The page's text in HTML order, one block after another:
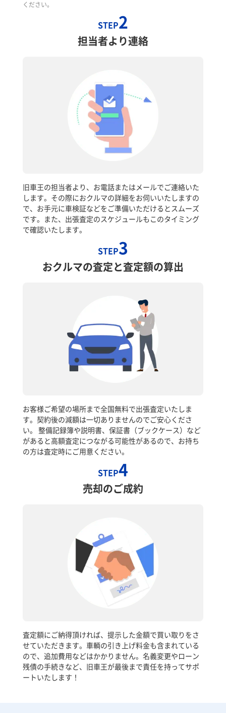
ください。
STEP2
担当者より連絡
旧車王の担当者より、お電話またはメールでご連絡いた
します。その際におクルマの詳細をお伺いいたしますの
で、お手元に車検証などをご準備いただけるとスムーズ
です。また、出張査定のスケジュールもこのタイミング
で確認いたします。
STEP3
おクルマの査定と査定額の算出
お客様ご希望の場所まで全国無料で出張査定いたしま
す。契約後の減額は一切ありませんのでご安心くださ
い。 整備記録簿や説明書、保証書（ブックケース）など
があると高額査定につながる可能性があるので、お持ち
の方は査定時にご用意ください。
STEP4
売却のご成約
査定額にご納得頂ければ、提示した金額で買い取りをさ
せていただきます。車輌の引き上げ料金も含まれている
ので、追加費用などはかかりません。名義変更やローン
残債の手続きなど、旧車王が最後まで責任を持ってサポ
ートいたします！